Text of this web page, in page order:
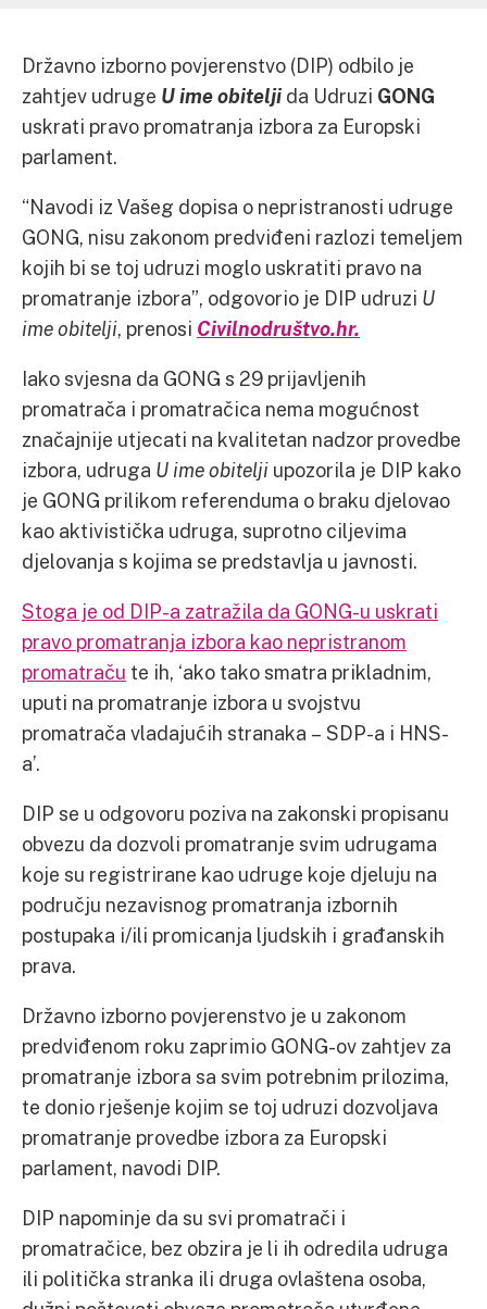
Državno izborno povjerenstvo (DIP) odbilo je
zahtjev udruge U ime obitelji da Udruzi GONG
uskrati pravo promatranja izbora za Europski
parlament.
“Navodi iz Vašeg dopisa o nepristranosti udruge
GONG, nisu zakonom predviđeni razlozi temeljem
kojih bi se toj udruzi moglo uskratiti pravo na
promatranje izbora”, odgovorio je DIP udruzi U
ime obitelji, prenosi Civilnodruštvo.hr.
Iako svjesna da GONG s 29 prijavljenih
promatrača i promatračica nema mogućnost
značajnije utjecati na kvalitetan nadzor provedbe
izbora, udruga U ime obitelji upozorila je DIP kako
je GONG prilikom referenduma o braku djelovao
kao aktivistička udruga, suprotno ciljevima
djelovanja s kojima se predstavlja u javnosti.
Stoga je od DIP-a zatražila da GONG-u uskrati
pravo promatranja izbora kao nepristranom
promatraču te ih, ‘ako tako smatra prikladnim,
uputi na promatranje izbora u svojstvu
promatrača vladajućih stranaka – SDP-a i HNS-
a’.
DIP se u odgovoru poziva na zakonski propisanu
obvezu da dozvoli promatranje svim udrugama
koje su registrirane kao udruge koje djeluju na
području nezavisnog promatranja izbornih
postupaka i/ili promicanja ljudskih i građanskih
prava.
Državno izborno povjerenstvo je u zakonom
predviđenom roku zaprimio GONG-ov zahtjev za
promatranje izbora sa svim potrebnim prilozima,
te donio rješenje kojim se toj udruzi dozvoljava
promatranje provedbe izbora za Europski
parlament, navodi DIP.
DIP napominje da su svi promatrači i
promatračice, bez obzira je li ih odredila udruga
ili politička stranka ili druga ovlaštena osoba,